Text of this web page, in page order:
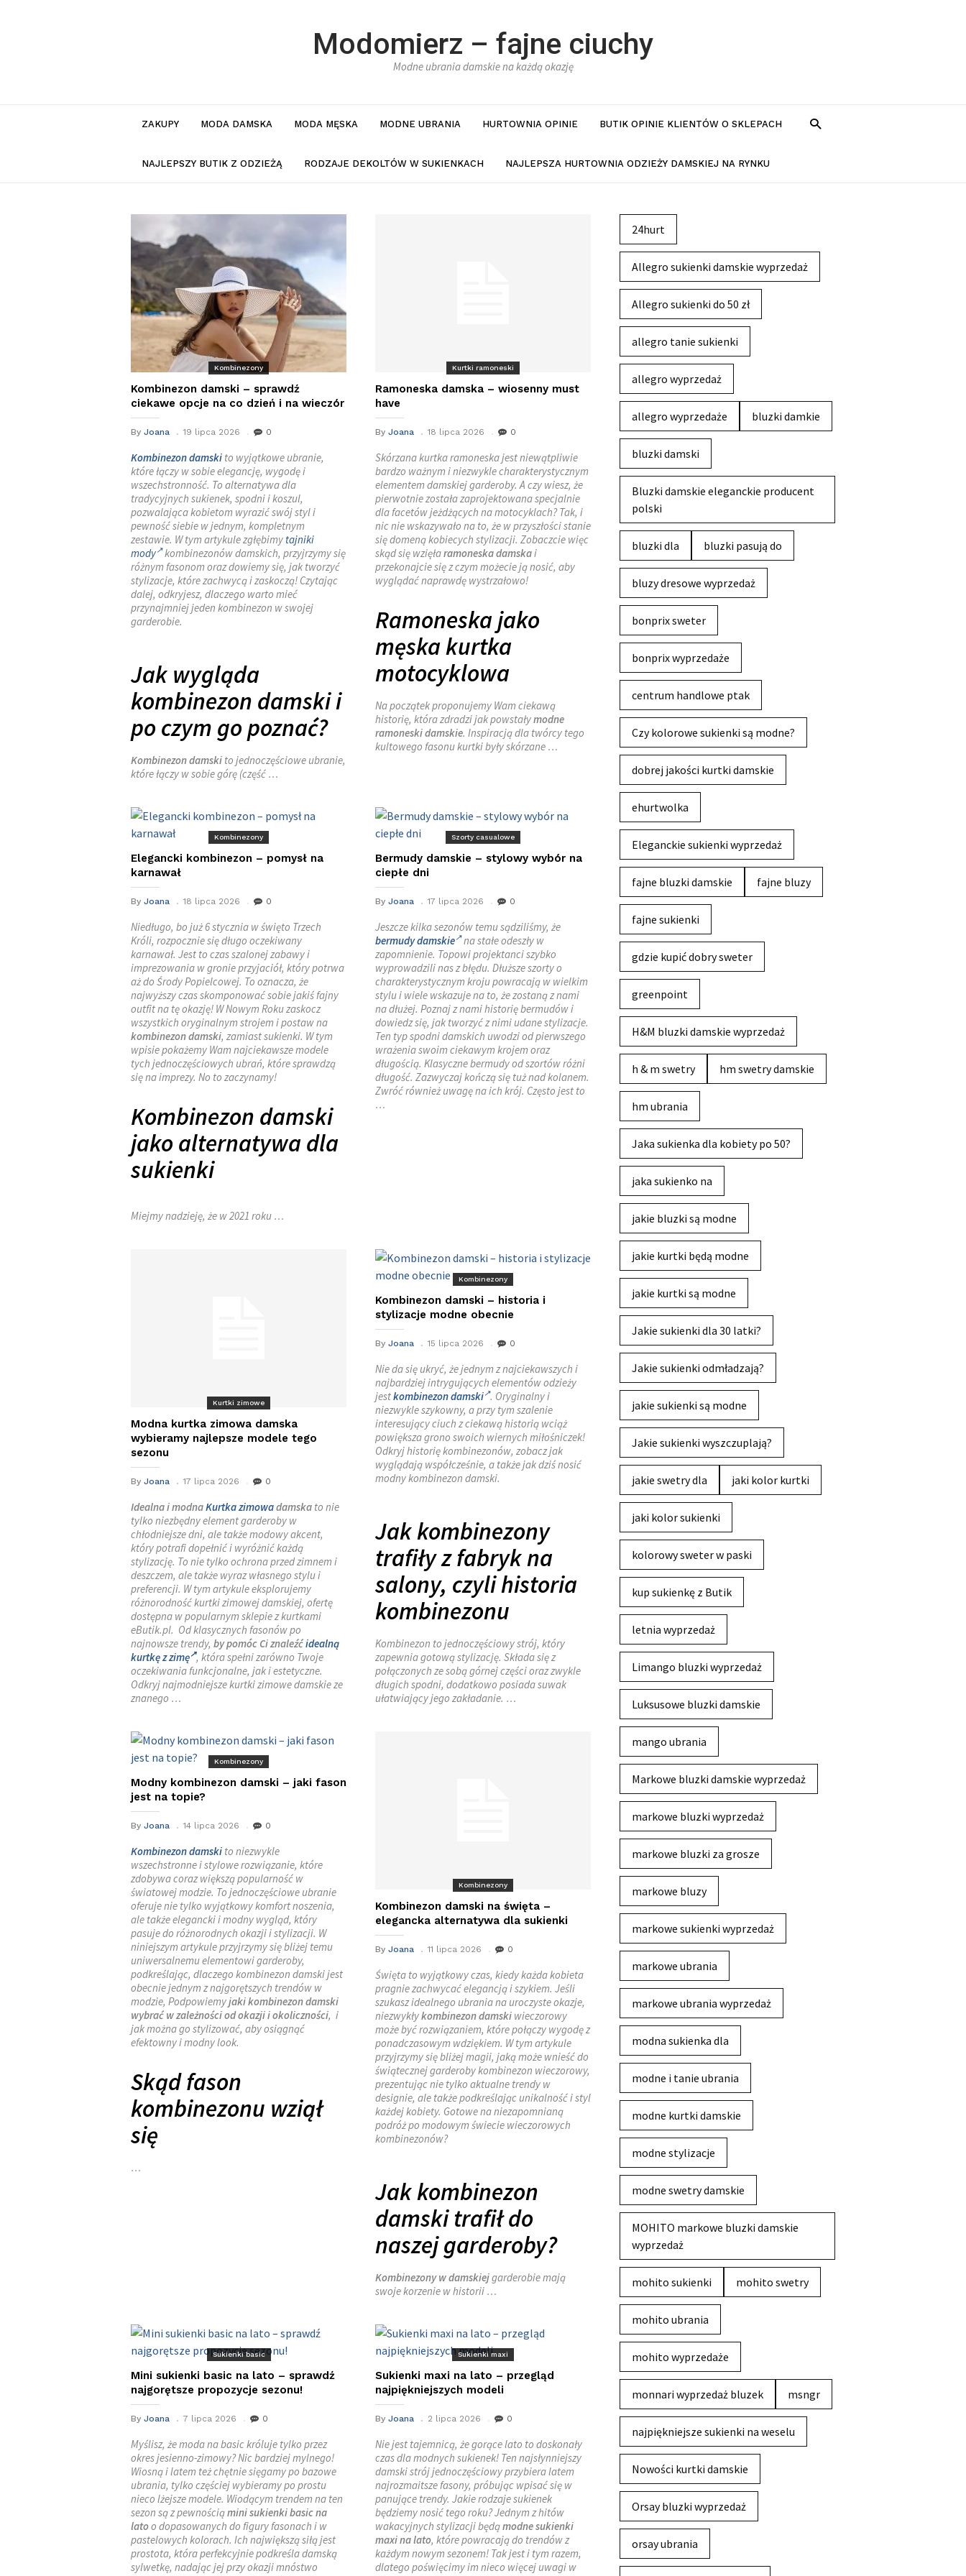
Modomierz – fajne ciuchy
Modne ubrania damskie na każdą okazję
ZAKUPY MODA DAMSKA MODA MĘSKA MODNE UBRANIA HURTOWNIA OPINIE BUTIK OPINIE KLIENTÓW O SKLEPACH
NAJLEPSZY BUTIK Z ODZIEŻĄ RODZAJE DEKOLTÓW W SUKIENKACH NAJLEPSZA HURTOWNIA ODZIEŻY DAMSKIEJ NA RYNKU
Kombinezony
Kombinezon damski – sprawdź
ciekawe opcje na co dzień i na wieczór
By Joana 19 lipca 2026 0
Kombinezon damski to wyjątkowe ubranie,
które łączy w sobie elegancję, wygodę i
wszechstronność. To alternatywa dla
tradycyjnych sukienek, spodni i koszul,
pozwalająca kobietom wyrazić swój styl i
pewność siebie w jednym, kompletnym
zestawie. W tym artykule zgłębimy tajniki
mody kombinezonów damskich, przyjrzymy się
różnym fasonom oraz dowiemy się, jak tworzyć
stylizacje, które zachwycą i zaskoczą! Czytając
dalej, odkryjesz, dlaczego warto mieć
przynajmniej jeden kombinezon w swojej
garderobie.
Jak wygląda
kombinezon damski i
po czym go poznać?
Kombinezon damski to jednoczęściowe ubranie,
które łączy w sobie górę (część …
Kurtki ramoneski
Ramoneska damska – wiosenny must
have
By Joana 18 lipca 2026 0
Skórzana kurtka ramoneska jest niewątpliwie
bardzo ważnym i niezwykle charakterystycznym
elementem damskiej garderoby. A czy wiesz, że
pierwotnie została zaprojektowana specjalnie
dla facetów jeżdżących na motocyklach? Tak, i
nic nie wskazywało na to, że w przyszłości stanie
się domeną kobiecych stylizacji. Zobaczcie więc
skąd się wzięłaramoneska damskai
przekonajcie się z czym możecie ją nosić, aby
wyglądać naprawdę wystrzałowo!
Ramoneska jako
męska kurtka
motocyklowa
Na początek proponujemy Wam ciekawą
historię, która zdradzi jak powstałymodne
ramoneski damskie. Inspiracją dla twórcy tego
kultowego fasonu kurtki były skórzane …
Kombinezony
Elegancki kombinezon – pomysł na
karnawał
By Joana 18 lipca 2026 0
Niedługo, bo już 6 stycznia w święto Trzech
Króli, rozpocznie się długo oczekiwany
karnawał. Jest to czas szalonej zabawy i
imprezowania w gronie przyjaciół, który potrwa
aż do Środy Popielcowej. To oznacza, że
najwyższy czas skomponować sobie jakiś fajny
outfit na tę okazję! W Nowym Roku zaskocz
wszystkich oryginalnym strojem i postaw na
kombinezon damski, zamiast sukienki. W tym
wpisie pokażemy Wam najciekawsze modele
tych jednoczęściowych ubrań, które sprawdzą
się na imprezy. No to zaczynamy!
Kombinezon damski
jako alternatywa dla
sukienki
Miejmy nadzieję, że w 2021 roku …
Szorty casualowe
Bermudy damskie – stylowy wybór na
ciepłe dni
By Joana 17 lipca 2026 0
Jeszcze kilka sezonów temu sądziliśmy, że
bermudy damskie na stałe odeszły w
zapomnienie. Topowi projektanci szybko
wyprowadzili nas z błędu. Dłuższe szorty o
charakterystycznym kroju powracają w wielkim
stylu i wiele wskazuje na to, że zostaną z nami
na dłużej. Poznaj z nami historię bermudów i
dowiedz się, jak tworzyć z nimi udane stylizacje.
Ten typ spodni damskich uwodzi od pierwszego
wrażenia swoim ciekawym krojem oraz
długością. Klasyczne bermudy od szortów różni
długość. Zazwyczaj kończą się tuż nad kolanem.
Zwróć również uwagę na ich krój. Często jest to
…
Kurtki zimowe
Modna kurtka zimowa damska
wybieramy najlepsze modele tego
sezonu
By Joana 17 lipca 2026 0
Idealna i modnaKurtka zimowadamska to nie
tylko niezbędny element garderoby w
chłodniejsze dni, ale także modowy akcent,
który potrafi dopełnić i wyróżnić każdą
stylizację. To nie tylko ochrona przed zimnem i
deszczem, ale także wyraz własnego stylu i
preferencji. W tym artykule eksplorujemy
różnorodność kurtki zimowej damskiej, ofertę
dostępna w popularnym sklepie z kurtkami
eButik.pl. Od klasycznych fasonów po
najnowsze trendy, by pomóc Ci znaleźćidealną
kurtkę z zimę , która spełni zarówno Twoje
oczekiwania funkcjonalne, jak i estetyczne.
Odkryj najmodniejsze kurtki zimowe damskie ze
znanego …
Kombinezony
Kombinezon damski – historia i
stylizacje modne obecnie
By Joana 15 lipca 2026 0
Nie da się ukryć, że jednym z najciekawszych i
najbardziej intrygujących elementów odzieży
jestkombinezon damski . Oryginalny i
niezwykle szykowny, a przy tym szalenie
interesujący ciuch z ciekawą historią wciąż
powiększa grono swoich wiernych miłośniczek!
Odkryj historię kombinezonów, zobacz jak
wyglądają współcześnie, a także jak dziś nosić
modny kombinezon damski.
Jak kombinezony
trafiły z fabryk na
salony, czyli historia
kombinezonu
Kombinezon to jednoczęściowy strój, który
zapewnia gotową stylizację. Składa się z
połączonych ze sobą górnej części oraz zwykle
długich spodni, dodatkowo posiada suwak
ułatwiający jego zakładanie. …
Kombinezony
Modny kombinezon damski – jaki fason
jest na topie?
By Joana 14 lipca 2026 0
Kombinezon damski to niezwykle
wszechstronne i stylowe rozwiązanie, które
zdobywa coraz większą popularność w
światowej modzie. To jednoczęściowe ubranie
oferuje nie tylko wyjątkowy komfort noszenia,
ale także elegancki i modny wygląd, który
pasuje do różnorodnych okazji i stylizacji. W
niniejszym artykule przyjrzymy się bliżej temu
uniwersalnemu elementowi garderoby,
podkreślając, dlaczego kombinezon damski jest
obecnie jednym z najgorętszych trendów w
modzie, Podpowiemyjaki kombinezon damski
wybrać w zależności od okazji i okoliczności, i
jak można go stylizować, aby osiągnąć
efektowny i modny look.
Skąd fason
kombinezonu wziął
się
…
Kombinezony
Kombinezon damski na święta –
elegancka alternatywa dla sukienki
By Joana 11 lipca 2026 0
Święta to wyjątkowy czas, kiedy każda kobieta
pragnie zachwycać elegancją i szykiem. Jeśli
szukasz idealnego ubrania na uroczyste okazje,
niezwykłykombinezon damski wieczorowy
może być rozwiązaniem, które połączy wygodę z
ponadczasowym wdziękiem. W tym artykule
przyjrzymy się bliżej magii, jaką może wnieść do
świątecznej garderoby kombinezon wieczorowy,
prezentując nie tylko aktualne trendy w
designie, ale także podkreślając unikalność i styl
każdej kobiety. Gotowe na niezapomnianą
podróż po modowym świecie wieczorowych
kombinezonów?
Jak kombinezon
damski trafił do
naszej garderoby?
Kombinezony w damskiejgarderobie mają
swoje korzenie w historii …
Sukienki basic
Mini sukienki basic na lato – sprawdź
najgorętsze propozycje sezonu!
By Joana 7 lipca 2026 0
Myślisz, że moda na basic króluje tylko przez
okres jesienno-zimowy? Nic bardziej mylnego!
Wiosną i latem też chętnie sięgamy po bazowe
ubrania, tylko częściej wybieramy po prostu
nieco lżejsze modele. Wiodącym trendem na ten
sezon są z pewnościąmini sukienki basic na
latoo dopasowanych do figury fasonach i w
pastelowych kolorach. Ich największą siłą jest
prostota, która perfekcyjnie podkreśla damską
sylwetkę, nadając jej przy okazji mnóstwo
Sukienki maxi
Sukienki maxi na lato – przegląd
najpiękniejszych modeli
By Joana 2 lipca 2026 0
Nie jest tajemnicą, że gorące lato to doskonały
czas dla modnych sukienek! Ten najsłynniejszy
damski strój jednoczęściowy przybiera latem
najrozmaitsze fasony, próbując wpisać się w
panujące trendy. Jakie rodzaje sukienek
będziemy nosić tego roku? Jednym z hitów
wakacyjnych stylizacji będąmodne sukienki
maxi na lato, które powracają do trendów z
każdym nowym sezonem! Tak jest i tym razem,
dlatego poświęcimy im nieco więcej uwagi w
24hurt
Allegro sukienki damskie wyprzedaż
Allegro sukienki do 50 zł
allegro tanie sukienki
allegro wyprzedaż
allegro wyprzedaże bluzki damkie
bluzki damski
Bluzki damskie eleganckie producent
polski
bluzki dla bluzki pasują do
bluzy dresowe wyprzedaż
bonprix sweter
bonprix wyprzedaże
centrum handlowe ptak
Czy kolorowe sukienki są modne?
dobrej jakości kurtki damskie
ehurtwolka
Eleganckie sukienki wyprzedaż
fajne bluzki damskie fajne bluzy
fajne sukienki
gdzie kupić dobry sweter
greenpoint
H&M bluzki damskie wyprzedaż
h & m swetry hm swetry damskie
hm ubrania
Jaka sukienka dla kobiety po 50?
jaka sukienko na
jakie bluzki są modne
jakie kurtki będą modne
jakie kurtki są modne
Jakie sukienki dla 30 latki?
Jakie sukienki odmładzają?
jakie sukienki są modne
Jakie sukienki wyszczuplają?
jakie swetry dla jaki kolor kurtki
jaki kolor sukienki
kolorowy sweter w paski
kup sukienkę z Butik
letnia wyprzedaż
Limango bluzki wyprzedaż
Luksusowe bluzki damskie
mango ubrania
Markowe bluzki damskie wyprzedaż
markowe bluzki wyprzedaż
markowe bluzki za grosze
markowe bluzy
markowe sukienki wyprzedaż
markowe ubrania
markowe ubrania wyprzedaż
modna sukienka dla
modne i tanie ubrania
modne kurtki damskie
modne stylizacje
modne swetry damskie
MOHITO markowe bluzki damskie
wyprzedaż
mohito sukienki mohito swetry
mohito ubrania
mohito wyprzedaże
monnari wyprzedaż bluzek msngr
najpiękniejsze sukienki na weselu
Nowości kurtki damskie
Orsay bluzki wyprzedaż
orsay ubrania